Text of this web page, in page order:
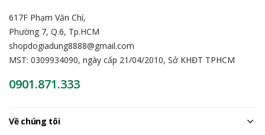
617F Phạm Văn Chí,
Phường 7, Q.6, Tp.HCM
shopdogiadung8888@gmail.com
MST: 0309934090, ngày cấp 21/04/2010, Sở KHĐT TPHCM
0901.871.333
Về chúng tôi